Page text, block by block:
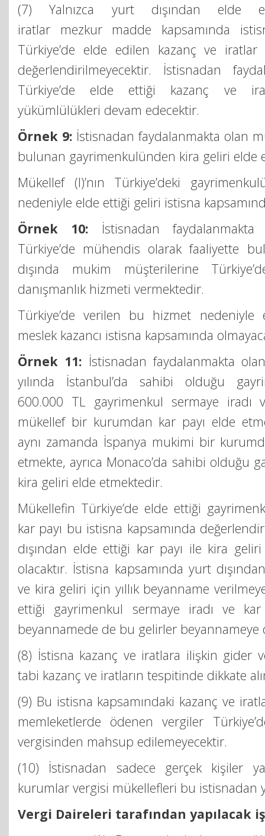
(7) Yalnızca yurt dışından elde
iratlar mezkur madde kapsamında
Türkiye’de elde edilen kazanç ve iratlar
değerlendirilmeyecektir. İstisnadan
Türkiye’de elde ettiği kazanç ve
yükümlülükleri devam edecektir.
Örnek 9: İstisnadan faydalanmakta olan
bulunan gayrimenkulünden kira geliri elde
Mükellef (I)’nın Türkiye’deki
nedeniyle elde ettiği geliri istisna
Örnek 10: İstisnadan
Türkiye’de mühendis olarak faaliyette
dışında mukim müşterilerine
danışmanlık hizmeti vermektedir.
Türkiye’de verilen bu hizmet nedeniyle
meslek kazancı istisna kapsamında
Örnek 11: İstisnadan faydalanmakta
yılında İstanbul’da sahibi olduğu
600.000 TL gayrimenkul sermaye iradı
mükellef bir kurumdan kar payı elde
aynı zamanda İspanya mukimi bir
etmekte, ayrıca Monaco’da sahibi olduğu
kira geliri elde etmektedir.
Mükellefin Türkiye’de elde ettiği
kar payı bu istisna kapsamında
dışından elde ettiği kar payı ile kira
olacaktır. İstisna kapsamında yurt
ve kira geliri için yıllık beyanname
ettiği gayrimenkul sermaye iradı ve
beyannamede de bu gelirler beyannameye
(8) İstisna kazanç ve iratlara ilişkin gider
tabi kazanç ve iratların tespitinde dikkate
(9) Bu istisna kapsamındaki kazanç ve
memleketlerde ödenen vergiler
vergisinden mahsup edilemeyecektir.
(10) İstisnadan sadece gerçek kişiler
kurumlar vergisi mükellefleri bu istisnadan
Vergi Daireleri tarafından yapılacak